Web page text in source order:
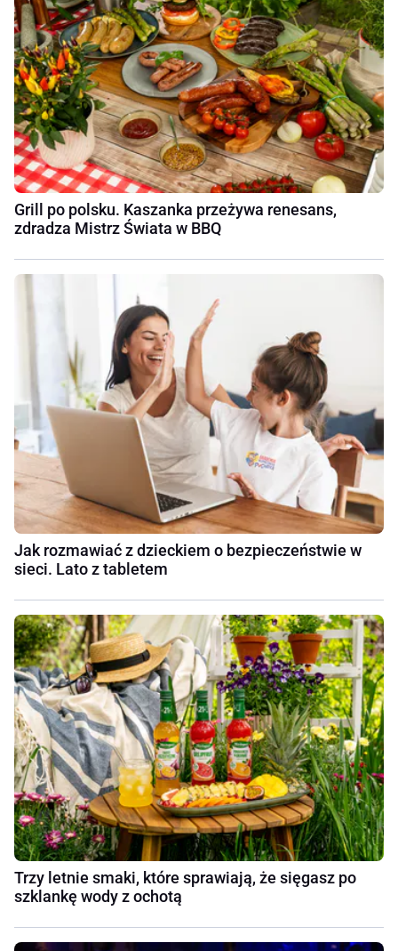
Grill po polsku. Kaszanka przeżywa renesans,
zdradza Mistrz Świata w BBQ
Jak rozmawiać z dzieckiem o bezpieczeństwie w
sieci. Lato z tabletem
Trzy letnie smaki, które sprawiają, że sięgasz po
szklankę wody z ochotą